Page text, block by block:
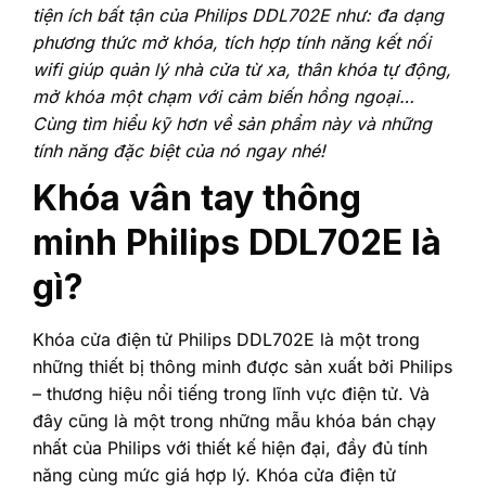
tiện ích bất tận của Philips DDL702E như: đa dạng
phương thức mở khóa, tích hợp tính năng kết nối
wifi giúp quản lý nhà cửa từ xa, thân khóa tự động,
mở khóa một chạm với cảm biến hồng ngoại…
Cùng tìm hiểu kỹ hơn về sản phẩm này và những
tính năng đặc biệt của nó ngay nhé!
Khóa vân tay thông
minh Philips DDL702E là
gì?
Khóa cửa điện tử Philips DDL702E là một trong
những thiết bị thông minh được sản xuất bởi Philips
– thương hiệu nổi tiếng trong lĩnh vực điện tử. Và
đây cũng là một trong những mẫu khóa bán chạy
nhất của Philips với thiết kế hiện đại, đầy đủ tính
năng cùng mức giá hợp lý. Khóa cửa điện tử